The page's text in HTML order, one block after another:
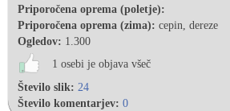
Priporočena oprema (poletje):
Priporočena oprema (zima): cepin, dereze
Ogledov: 1.300
1 osebi je objava všeč
Število slik: 24
Število komentarjev: 0